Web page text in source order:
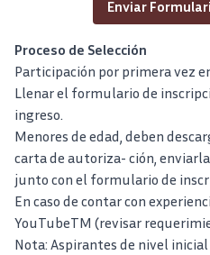
Proceso de Selección
Participación por primera vez
Llenar el formulario de
ingreso.
Menores de edad, deben
carta de autoriza- ción,
junto con el formulario de
En caso de contar con
YouTubeTM (revisar
Nota: Aspirantes de nivel